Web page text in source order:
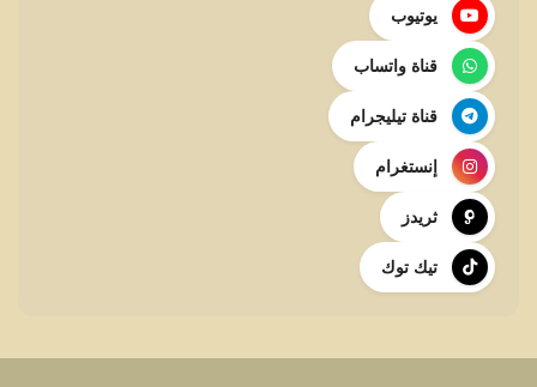
يوتيوب
قناة واتساب
قناة تيليجرام
إنستغرام
ثريدز
تيك توك